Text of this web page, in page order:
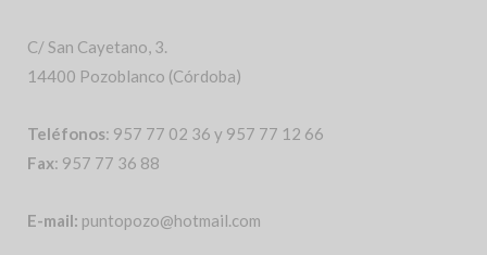
C/ San Cayetano, 3.
14400 Pozoblanco (Córdoba)
Teléfonos: 957 77 02 36 y 957 77 12 66
Fax: 957 77 36 88
E-mail: puntopozo@hotmail.com